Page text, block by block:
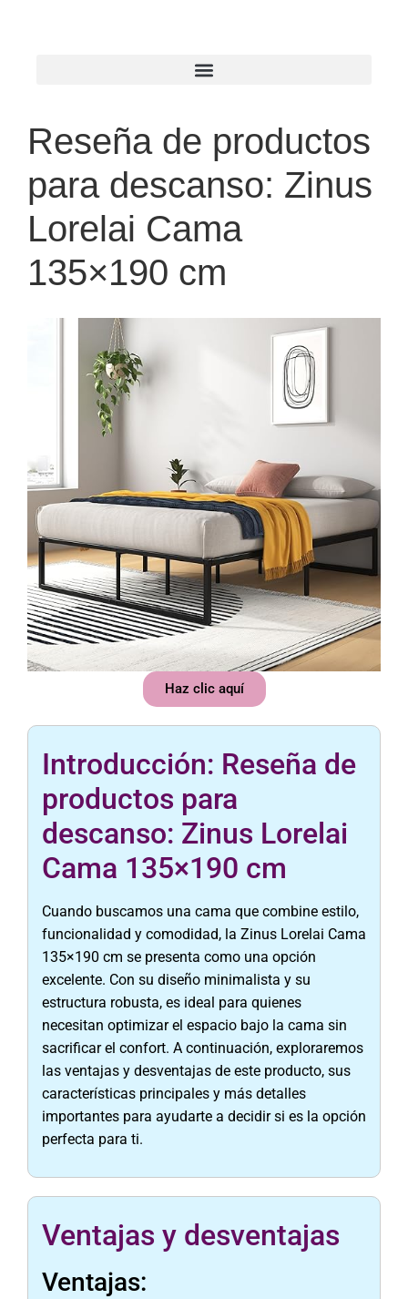
Reseña de productos
para descanso: Zinus
Lorelai Cama
135×190 cm
Haz clic aquí
Introducción: Reseña de
productos para
descanso: Zinus Lorelai
Cama 135×190 cm
Cuando buscamos una cama que combine estilo,
funcionalidad y comodidad, la Zinus Lorelai Cama
135×190 cm se presenta como una opción
excelente. Con su diseño minimalista y su
estructura robusta, es ideal para quienes
necesitan optimizar el espacio bajo la cama sin
sacrificar el confort. A continuación, exploraremos
las ventajas y desventajas de este producto, sus
características principales y más detalles
importantes para ayudarte a decidir si es la opción
perfecta para ti.
Ventajas y desventajas
Ventajas: